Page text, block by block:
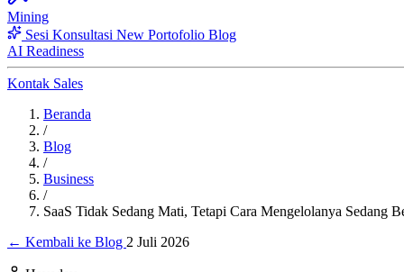
Mining
Sesi Konsultasi New Portofolio Blog
AI Readiness
Kontak Sales
Beranda
/
Blog
/
Business
/
SaaS Tidak Sedang Mati, Tetapi Cara Mengelolanya Sedang
← Kembali ke Blog 2 Juli 2026